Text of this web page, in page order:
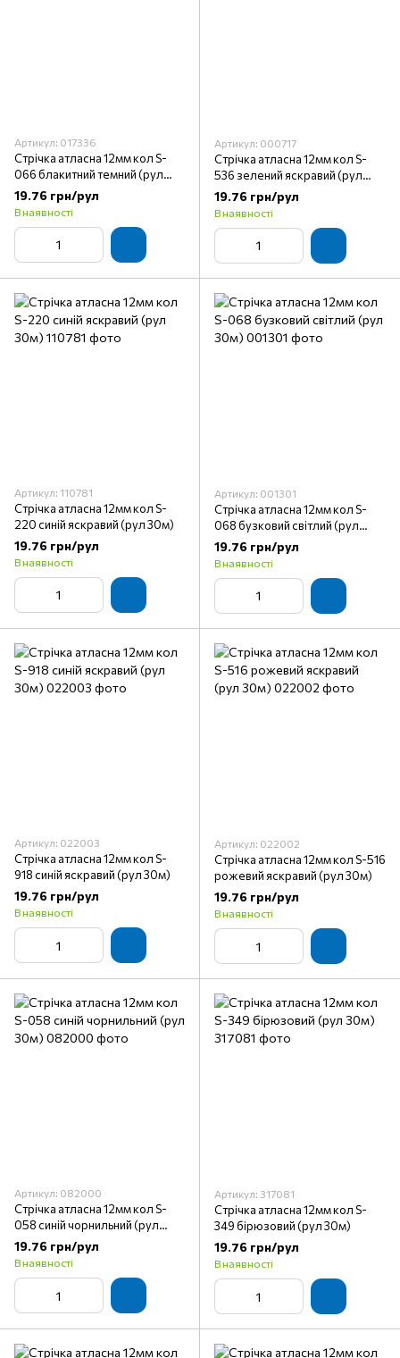
Артикул: 017336
Стрічка атласна 12мм кол S-
066 блакитний темний (рул
30м)
19.76 грн/рул
В наявності
Артикул: 000717
Стрічка атласна 12мм кол S-
536 зелений яскравий (рул
30м)
19.76 грн/рул
В наявності
Артикул: 110781
Стрічка атласна 12мм кол S-
220 синій яскравий (рул 30м)
19.76 грн/рул
В наявності
Артикул: 001301
Стрічка атласна 12мм кол S-
068 бузковий світлий (рул
30м)
19.76 грн/рул
В наявності
Артикул: 022003
Стрічка атласна 12мм кол S-
918 синій яскравий (рул 30м)
19.76 грн/рул
В наявності
Артикул: 022002
Стрічка атласна 12мм кол S-516
рожевий яскравий (рул 30м)
19.76 грн/рул
В наявності
Артикул: 082000
Стрічка атласна 12мм кол S-
058 синій чорнильний (рул
30м)
19.76 грн/рул
В наявності
Артикул: 317081
Стрічка атласна 12мм кол S-
349 бірюзовий (рул 30м)
19.76 грн/рул
В наявності